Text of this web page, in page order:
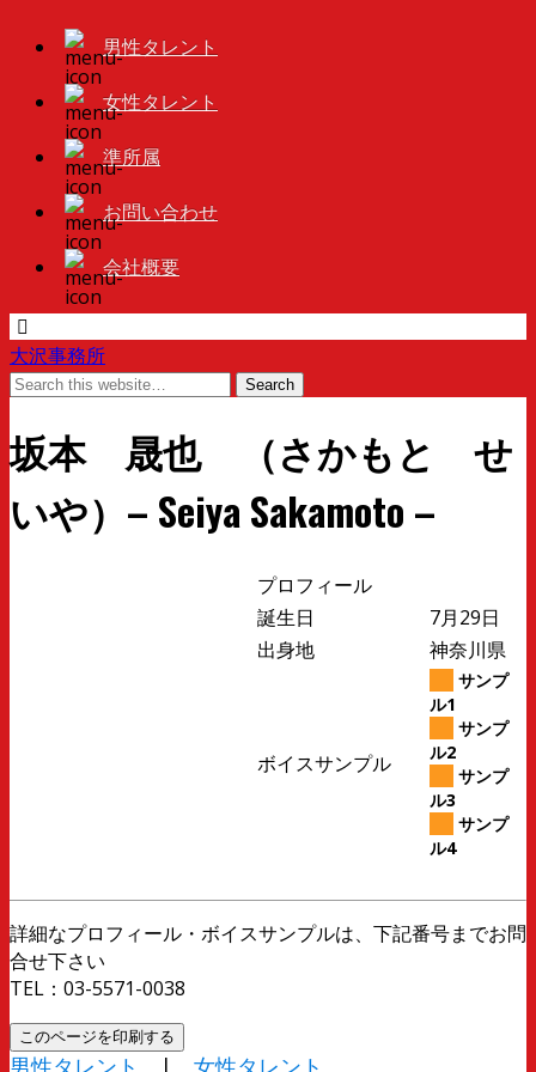
男性タレント
女性タレント
準所属
お問い合わせ
会社概要
大沢事務所
坂本 晟也 （さかもと せ
いや）– Seiya Sakamoto –
プロフィール
誕生日
7月29日
出身地
神奈川県
ボイスサンプル
サンプ
ル1
サンプ
ル2
サンプ
ル3
サンプ
ル4
詳細なプロフィール・ボイスサンプルは、下記番号までお問
合せ下さい
TEL：03-5571-0038
男性タレント | 女性タレント